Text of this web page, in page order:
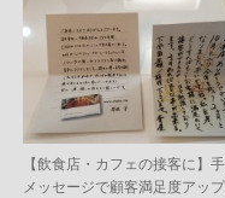
【飲食店・カフェの接客に】
メッセージで顧客満足度アッ